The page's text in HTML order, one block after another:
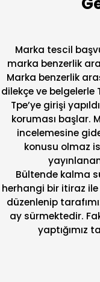
Marka tescil
marka benzerlik
Marka benzerlik
dilekçe ve belgelerle
Tpe’ye girişi
koruması başlar.
incelemesine
konusu olmaz
Bültende kalma
herhangi bir itiraz
düzenlenip
ay sürmektedir.
yaptığımız